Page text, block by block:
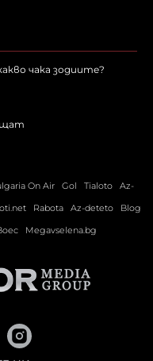
чака зодиите?
On Air Gol Tialoto
Az-
Rabota Az-deteto
Blog
Megavselena.bg